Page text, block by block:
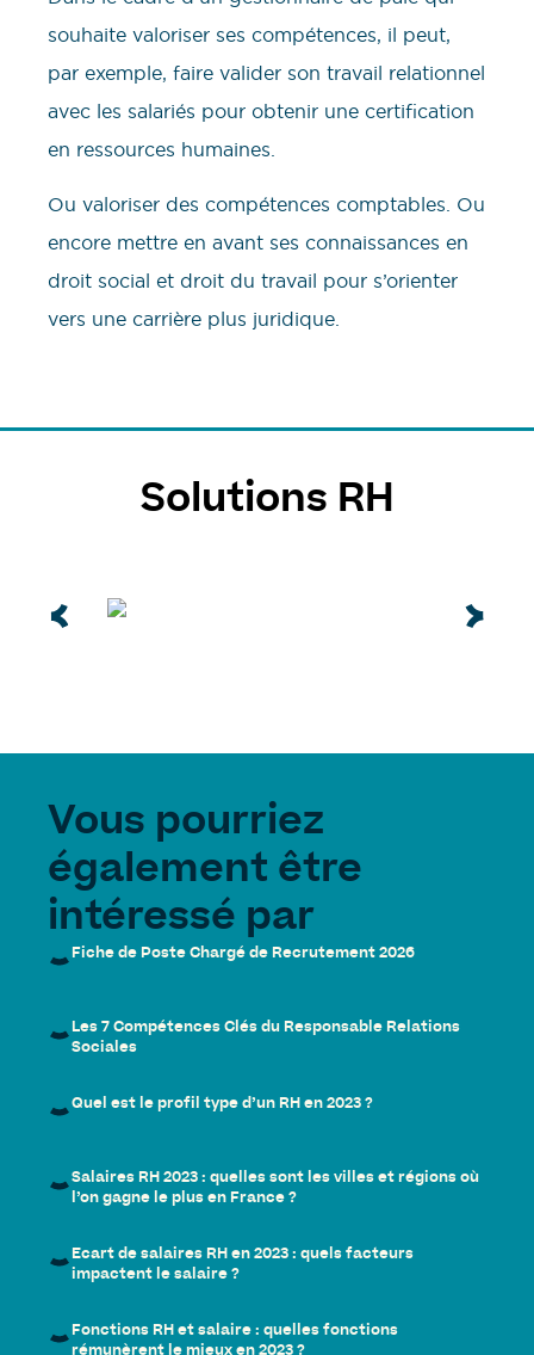
souhaite valoriser ses compétences, il peut,
par exemple, faire valider son travail relationnel
avec les salariés pour obtenir une certification
en ressources humaines.
Ou valoriser des compétences comptables. Ou
encore mettre en avant ses connaissances en
droit social et droit du travail pour s’orienter
vers une carrière plus juridique.
Solutions RH
Vous pourriez
également être
intéressé par
Fiche de Poste Chargé de Recrutement 2026
Les 7 Compétences Clés du Responsable Relations
Sociales
Quel est le profil type d’un RH en 2023 ?
Salaires RH 2023 : quelles sont les villes et régions où
l’on gagne le plus en France ?
Ecart de salaires RH en 2023 : quels facteurs
impactent le salaire ?
Fonctions RH et salaire : quelles fonctions
rémunèrent le mieux en 2023 ?